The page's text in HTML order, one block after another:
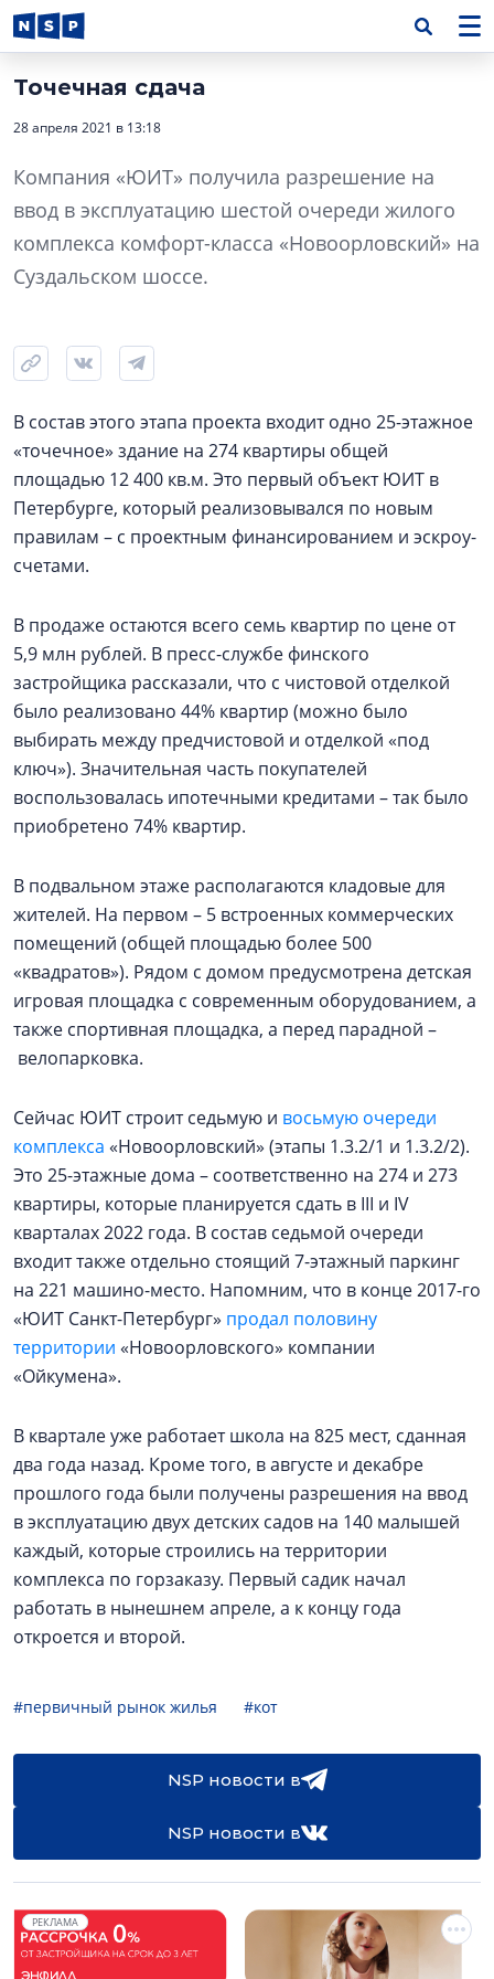
Точечная сдача
28 апреля 2021 в 13:18
Компания «ЮИТ» получила разрешение на
ввод в эксплуатацию шестой очереди жилого
комплекса комфорт-класса «Новоорловский» на
Суздальском шоссе.
В состав этого этапа проекта входит одно 25-этажное
«точечное» здание на 274 квартиры общей
площадью 12 400 кв.м. Это первый объект ЮИТ в
Петербурге, который реализовывался по новым
правилам – с проектным финансированием и эскроу-
счетами.
В продаже остаются всего семь квартир по цене от
5,9 млн рублей. В пресс-службе финского
застройщика рассказали, что с чистовой отделкой
было реализовано 44% квартир (можно было
выбирать между предчистовой и отделкой «под
ключ»). Значительная часть покупателей
воспользовалась ипотечными кредитами – так было
приобретено 74% квартир.
В подвальном этаже располагаются кладовые для
жителей. На первом – 5 встроенных коммерческих
помещений (общей площадью более 500
«квадратов»). Рядом с домом предусмотрена детская
игровая площадка с современным оборудованием, а
также спортивная площадка, а перед парадной –
велопарковка.
Сейчас ЮИТ строит седьмую и восьмую очереди
комплекса «Новоорловский» (этапы 1.3.2/1 и 1.3.2/2).
Это 25-этажные дома – соответственно на 274 и 273
квартиры, которые планируется сдать в III и IV
кварталах 2022 года. В состав седьмой очереди
входит также отдельно стоящий 7-этажный паркинг
на 221 машино-место. Напомним, что в конце 2017-го
«ЮИТ Санкт-Петербург» продал половину
территории «Новоорловского» компании
«Ойкумена».
В квартале уже работает школа на 825 мест, сданная
два года назад. Кроме того, в августе и декабре
прошлого года были получены разрешения на ввод
в эксплуатацию двух детских садов на 140 малышей
каждый, которые строились на территории
комплекса по горзаказу. Первый садик начал
работать в нынешнем апреле, а к концу года
откроется и второй.
#первичный рынок жилья #кот
NSP новости в
NSP новости в
РЕКЛАМА